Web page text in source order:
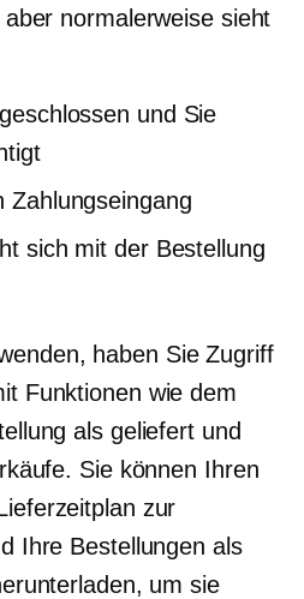
normalerweise sieht
und Sie
Zahlungseingang
sich mit der Bestellung
haben Sie Zugriff
Funktionen wie dem
als geliefert und
Sie können Ihren
zur
Ihre Bestellungen als
um sie